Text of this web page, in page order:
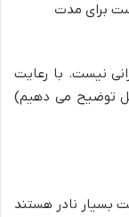
برای مدت
نیست. با رعایت
توضیح می دهیم)
بسیار نادر هستند